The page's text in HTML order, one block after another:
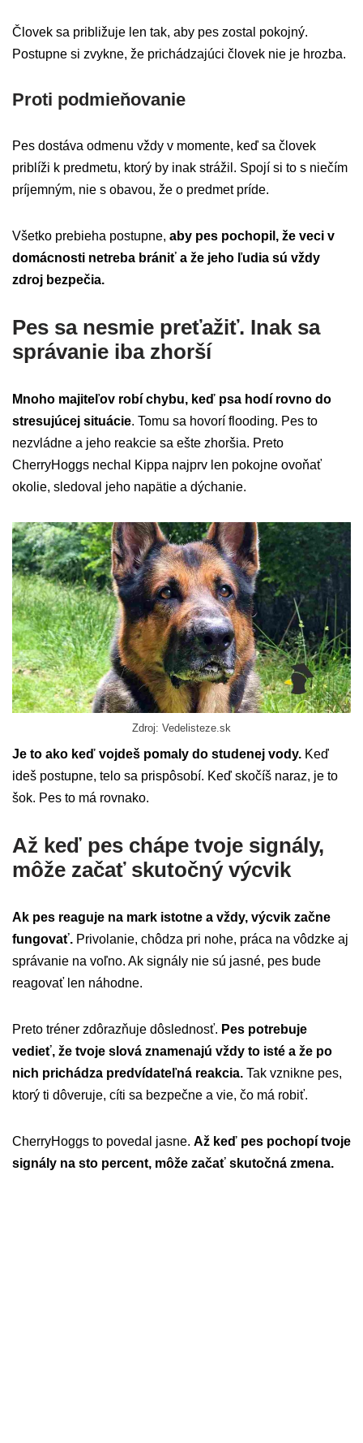
Človek sa približuje len tak, aby pes zostal pokojný.
Postupne si zvykne, že prichádzajúci človek nie je hrozba.
Proti podmieňovanie
Pes dostáva odmenu vždy v momente, keď sa človek
priblíži k predmetu, ktorý by inak strážil. Spojí si to s niečím
príjemným, nie s obavou, že o predmet príde.
Všetko prebieha postupne, aby pes pochopil, že veci v
domácnosti netreba brániť a že jeho ľudia sú vždy
zdroj bezpečia.
Pes sa nesmie preťažiť. Inak sa
správanie iba zhorší
Mnoho majiteľov robí chybu, keď psa hodí rovno do
stresujúcej situácie. Tomu sa hovorí flooding. Pes to
nezvládne a jeho reakcie sa ešte zhoršia. Preto
CherryHoggs nechal Kippa najprv len pokojne ovoňať
okolie, sledoval jeho napätie a dýchanie.
Zdroj: Vedelisteze.sk
Je to ako keď vojdeš pomaly do studenej vody. Keď
ideš postupne, telo sa prispôsobí. Keď skočíš naraz, je to
šok. Pes to má rovnako.
Až keď pes chápe tvoje signály,
môže začať skutočný výcvik
Ak pes reaguje na mark istotne a vždy, výcvik začne
fungovať. Privolanie, chôdza pri nohe, práca na vôdzke aj
správanie na voľno. Ak signály nie sú jasné, pes bude
reagovať len náhodne.
Preto tréner zdôrazňuje dôslednosť. Pes potrebuje
vedieť, že tvoje slová znamenajú vždy to isté a že po
nich prichádza predvídateľná reakcia. Tak vznikne pes,
ktorý ti dôveruje, cíti sa bezpečne a vie, čo má robiť.
CherryHoggs to povedal jasne. Až keď pes pochopí tvoje
signály na sto percent, môže začať skutočná zmena.